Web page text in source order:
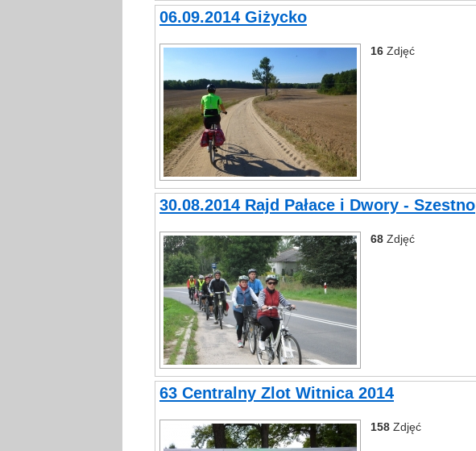
06.09.2014 Giżycko
16 Zdjęć
30.08.2014 Rajd Pałace i Dwory - Szestno
68 Zdjęć
63 Centralny Zlot Witnica 2014
158 Zdjęć